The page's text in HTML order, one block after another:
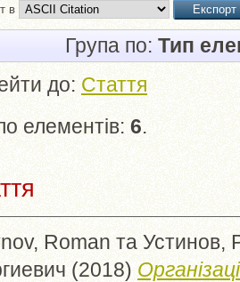
в
Група по: Тип
до: Стаття
елементів: 6.
Roman та Устинов,
(2018)